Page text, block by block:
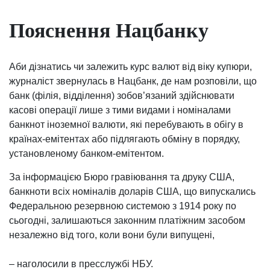
Пояснення Нацбанку
Аби дізнатись чи залежить курс валют від віку купюри,
журналіст звернулась в Нацбанк, де нам розповіли, що
банк (філія, відділення) зобов’язаний здійснювати
касові операції лише з тими видами і номіналами
банкнот іноземної валюти, які перебувають в обігу в
країнах-емітентах або підлягають обміну в порядку,
установленому банком-емітентом.
За інформацією Бюро гравіювання та друку США,
банкноти всіх номіналів доларів США, що випускались
Федеральною резервною системою з 1914 року по
сьогодні, залишаються законним платіжним засобом
незалежно від того, коли вони були випущені,
– наголосили в пресслужбі НБУ.